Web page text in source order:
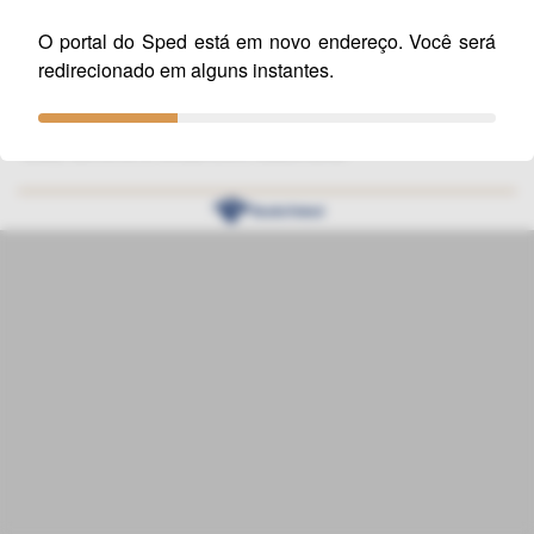
efd
arquivos da EFD até 31/12/2021. A partir de 1º de janeiro de
O portal do Sped está em novo endereço. Você será
redirecionado em alguns instantes.